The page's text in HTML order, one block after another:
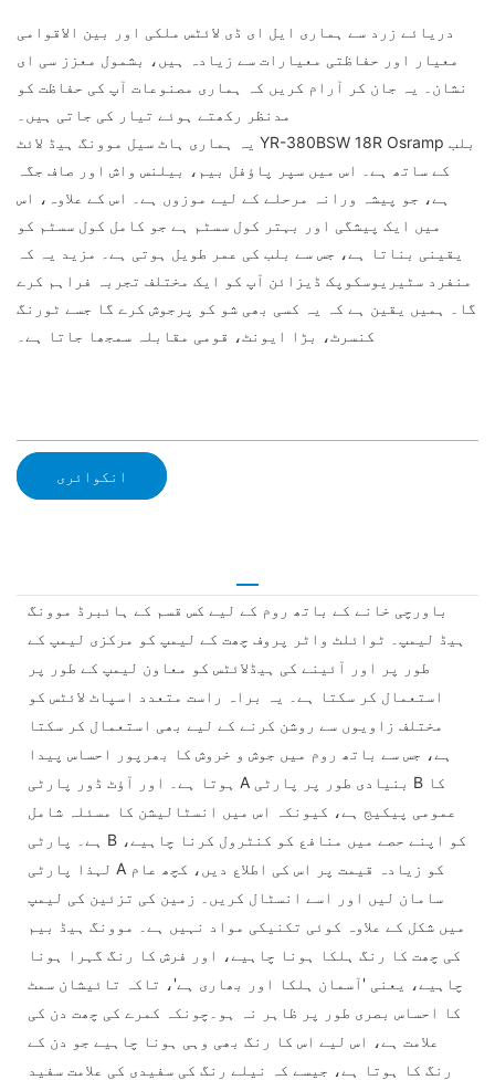
دریائے زرد سے ہماری ایل ای ڈی لائٹس ملکی اور بین الاقوامی
معیار اور حفاظتی معیارات سے زیادہ ہیں، بشمول معزز سی ای
نشان۔ یہ جان کر آرام کریں کہ ہماری مصنوعات آپ کی حفاظت کو
مدنظر رکھتے ہوئے تیار کی جاتی ہیں۔
یہ ہماری ہاٹ سیل موونگ ہیڈ لائٹ YR-380BSW 18R Osramp بلب
کے ساتھ ہے۔ اس میں سپر پاؤفل بیم، بیلنس واش اور صاف جگہ
ہے، جو پیشہ ورانہ مرحلے کے لیے موزوں ہے۔ اس کے علاوہ، اس
میں ایک پیشگی اور بہتر کول سسٹم ہے جو کامل کول سسٹم کو
یقینی بناتا ہے، جس سے بلب کی عمر طویل ہوتی ہے۔ مزید یہ کہ
منفرد سٹیریوسکوپک ڈیزائن آپ کو ایک مختلف تجربہ فراہم کرے
گا۔ ہمیں یقین ہے کہ یہ کسی بھی شو کو پرجوش کرے گا جسے ٹورنگ
کنسرٹ، بڑا ایونٹ، قومی مقابلہ سمجھا جاتا ہے۔
انکوائری
باورچی خانے کے باتھ روم کے لیے کس قسم کے ہائبرڈ موونگ
ہیڈ لیمپ۔ ٹوائلٹ واٹر پروف چھت کے لیمپ کو مرکزی لیمپ کے
طور پر اور آئینے کی ہیڈلائٹس کو معاون لیمپ کے طور پر
استعمال کر سکتا ہے۔ یہ براہ راست متعدد اسپاٹ لائٹس کو
مختلف زاویوں سے روشن کرنے کے لیے بھی استعمال کر سکتا
ہے، جس سے باتھ روم میں جوش و خروش کا بھرپور احساس پیدا
ہوتا ہے۔ اور آؤٹ ڈور پارٹی A بنیادی طور پر پارٹی B کا
عمومی پیکیج ہے، کیونکہ اس میں انسٹالیشن کا مسئلہ شامل
ہے۔ پارٹی B کو اپنے حصے میں منافع کو کنٹرول کرنا چاہیے،
لہذا پارٹی A کو زیادہ قیمت پر اس کی اطلاع دیں، کچھ عام
سامان لیں اور اسے انسٹال کریں۔ زمین کی تزئین کی لیمپ
میں شکل کے علاوہ کوئی تکنیکی مواد نہیں ہے۔ موونگ ہیڈ بیم
کی چھت کا رنگ ہلکا ہونا چاہیے، اور فرش کا رنگ گہرا ہونا
چاہیے، یعنی 'آسمان ہلکا اور بھاری ہے'، تاکہ تائیشان سمٹ
کا احساس بصری طور پر ظاہر نہ ہو۔چونکہ کمرے کی چھت دن کی
علامت ہے، اس لیے اس کا رنگ بھی وہی ہونا چاہیے جو دن کے
رنگ کا ہوتا ہے، جیسے کہ نیلے رنگ کی سفیدی کی علامت سفید